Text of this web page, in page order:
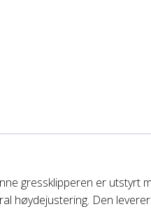
gressklipperen er
høydejustering. Den